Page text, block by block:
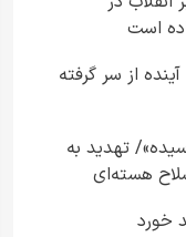
است​
از سر گرفته
تهدید به
هسته‌ای
خورد